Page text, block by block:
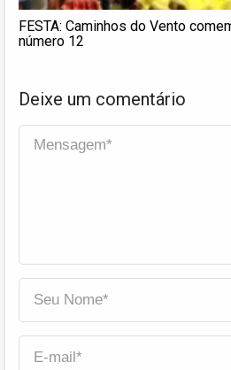
FESTA: Caminhos do Vento
número 12
Deixe um comentário